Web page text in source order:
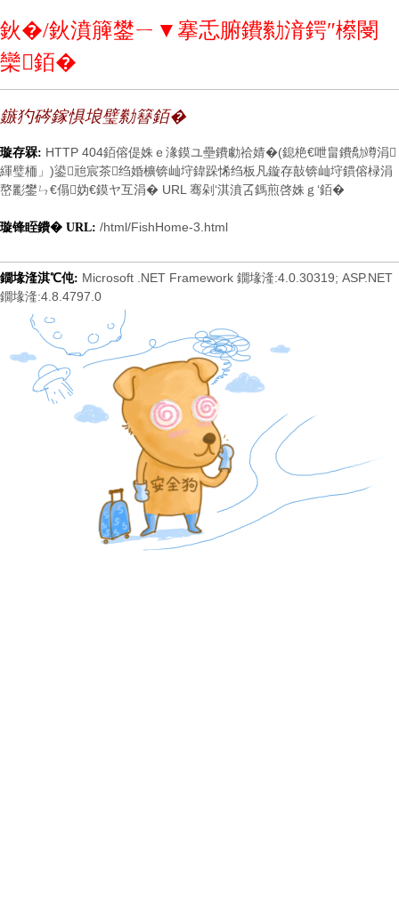
鈥�/鈥濆簲鐢ㄧ▼搴忎腑鐨勬湇鍔″櫒閿
欒銆�
鏃犳硶鎵惧埌璧勬簮銆�
璇存槑: HTTP 404銆傛偍姝ｅ湪鏌ユ壘鐨勮祫婧�(鎴栬€呭畠鐨勪竴涓
緷璧栭」)鍙兘宸茶绉婚櫎锛屾垨鍏跺悕绉板凡鏇存敼锛屾垨鏆傛椂涓
嶅彲鐢ㄣ€傝妫€鏌ヤ互涓� URL 骞剁‘淇濆叾鎷煎啓姝ｇ‘銆�
璇锋眰鐨� URL: /html/FishHome-3.html
鐗堟湰淇℃伅: Microsoft .NET Framework 鐗堟湰:4.0.30319; ASP.NET
鐗堟湰:4.8.4797.0